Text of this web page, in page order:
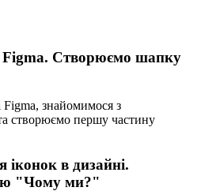
Figma. Створюємо шапку
Figma, знайомимося з
створюємо першу частину
в дизайні.
"Чому ми?"